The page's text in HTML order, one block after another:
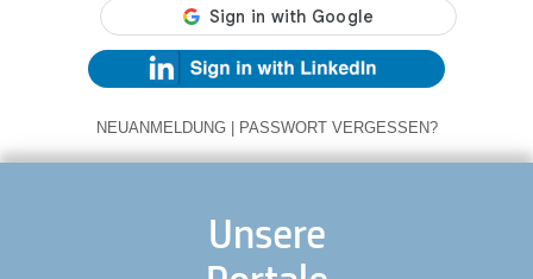
NEUANMELDUNG | PASSWORT VERGESSEN?
Unsere